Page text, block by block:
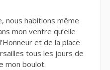
nous habitions même
mon ventre qu’elle
et de la place
tous les jours de
mon boulot.